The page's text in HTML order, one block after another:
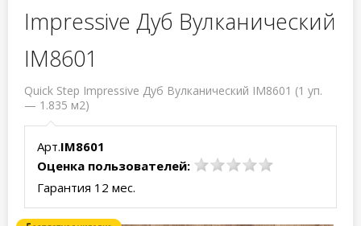
Impressive Дуб Вулканический
IM8601
Quick Step Impressive Дуб Вулканический IM8601 (1 уп.
— 1.835 м2)
Арт.IM8601
Оценка пользователей:
Гарантия 12 мес.